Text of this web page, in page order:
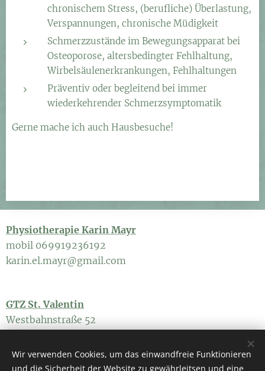
chronischem Stress, (berufliche) Überlastung,
Verspannungen, chronische Müdigkeit
Schmerzzustände im Bewegungsapparat bei
Osteoporose, altersbedingter Fehlhaltung,
Wirbelsäulenerkrankungen, Fehlhaltungen
Präventiv oder begleitend bei immer
wiederkehrender Schmerzsymptomatik
Gerne mache ich auch Hausbesuche!
Physiotherapie Karin Mayr
mobil 069919236192
karin.el.mayr@gmail.com
GTZ St. Valentin
Westbahnstraße 52
Wir verwenden Cookies, um das einwandfreie Funktionieren
und die Sicherheit der Website zu gewährleitsen und eine